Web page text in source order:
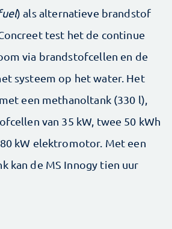
) als alternatieve brandstof
test het de continue
via brandstofcellen en de
systeem op het water. Het
een methanoltank (330 l),
van 35 kW, twee 50 kWh
kW elektromotor. Met een
kan de MS Innogy tien uur